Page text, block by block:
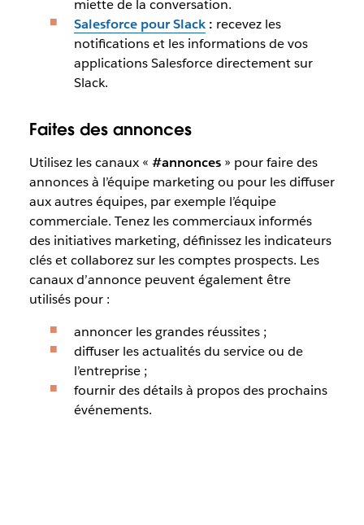
miette de la conversation.
Salesforce pour Slack: recevez les
notifications et les informations de vos
applications Salesforce directement sur
Slack.
Faites des annonces
Utilisez les canaux « #annonces» pour faire des
annonces à l’équipe marketing ou pour les diffuser
aux autres équipes, par exemple l’équipe
commerciale. Tenez les commerciaux informés
des initiatives marketing, définissez les indicateurs
clés et collaborez sur les comptes prospects. Les
canaux d’annonce peuvent également être
utilisés pour :
annoncer les grandes réussites ;
diffuser les actualités du service ou de
l’entreprise ;
fournir des détails à propos des prochains
événements.